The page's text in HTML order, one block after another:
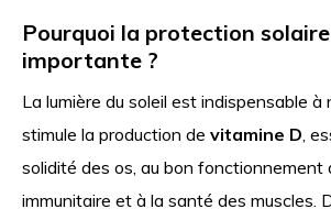
Pourquoi la protection
importante ?
La lumière du soleil est indispensable à
stimule la production de vitamine D ,
solidité des os, au bon fonctionnement
immunitaire et à la santé des muscles.